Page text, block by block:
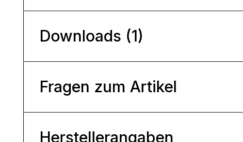
Downloads (1)
Fragen zum Artikel
Herstellerangaben